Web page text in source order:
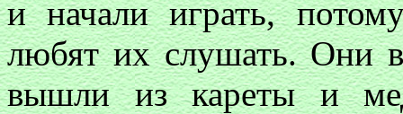
и начали играть,
любят их слушать. Они в
вышли из кареты и